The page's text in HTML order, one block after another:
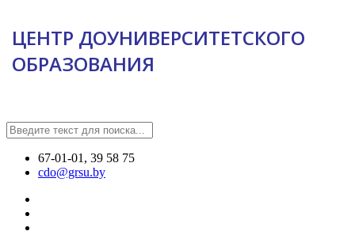
ЦЕНТР ДОУНИВЕРСИТЕТСКОГО
ОБРАЗОВАНИЯ
67-01-01, 39 58 75
cdo@grsu.by